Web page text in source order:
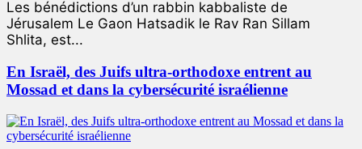
Les bénédictions d’un rabbin kabbaliste de
Jérusalem Le Gaon Hatsadik le Rav Ran Sillam
Shlita, est...
En Israël, des Juifs ultra-orthodoxe entrent au
Mossad et dans la cybersécurité israélienne